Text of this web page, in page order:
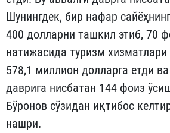
Шунингдек, бир нафар
400 долларни ташкил этиб, 70
натижасида туризм
578,1 миллион долларга етди
даврига нисбатан 144 фоиз
Бўронов сўзидан иқтибос
нашри.